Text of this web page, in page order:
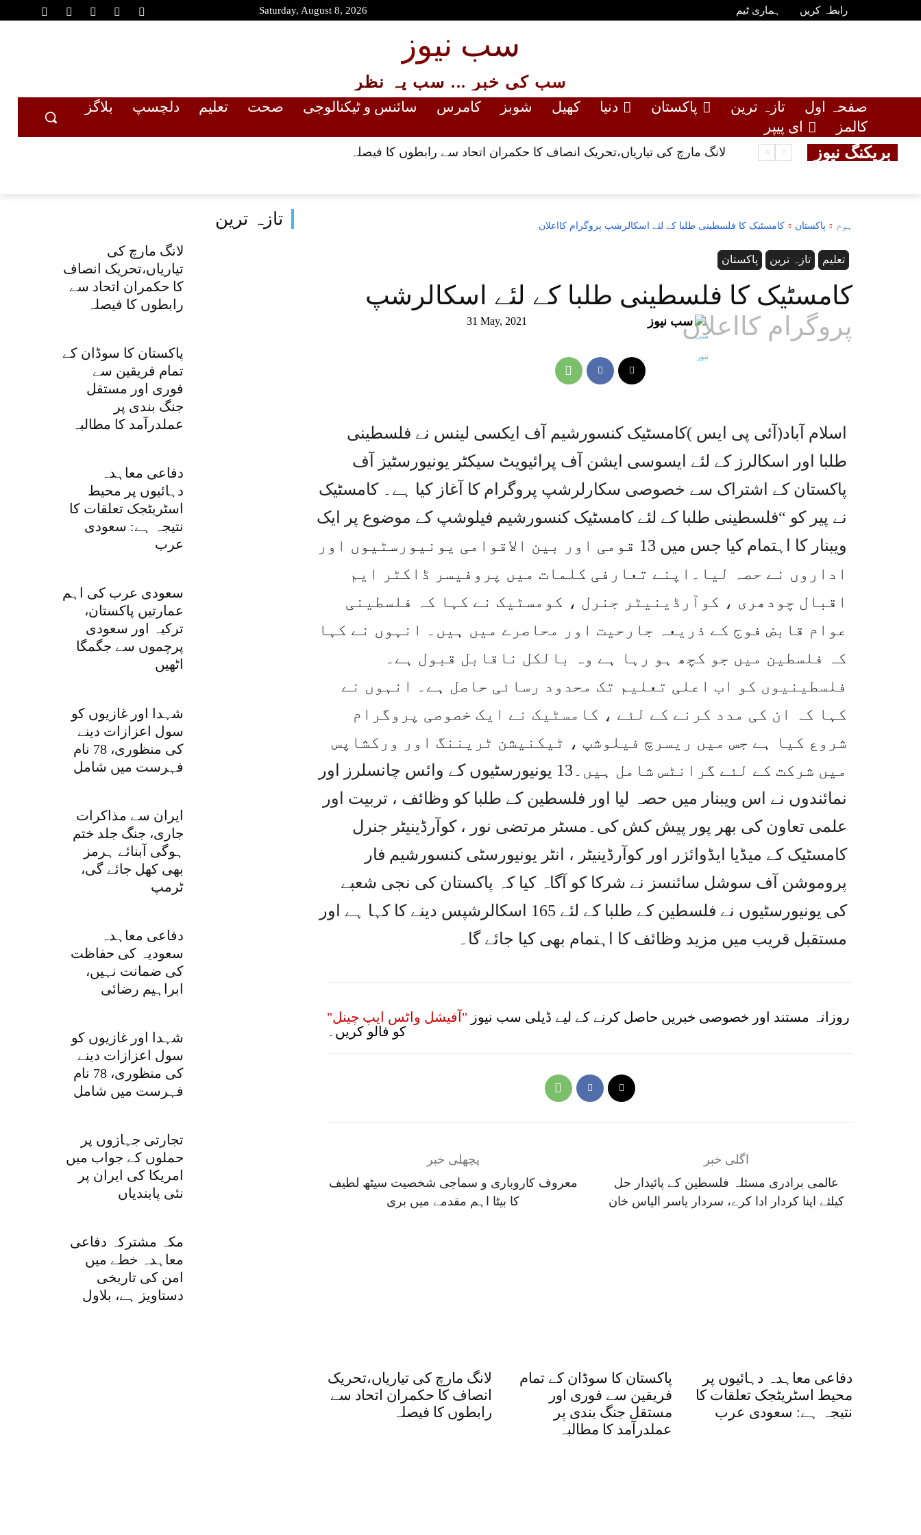
Saturday, August 8, 2026 رابطہ کریں ہماری ٹیم
سب نیوز
سب کی خبر ... سب پہ نظر
صفحہ اول تازہ ترین پاکستان دنیا کھیل شوبز کامرس سائنس و ٹیکنالوجی صحت تعلیم دلچسپ
بلاگز
کالمز
ای پیپر
بریکنگ نیوز لانگ مارچ کی تیاریاں،تحریک انصاف کا حکمران اتحاد سے رابطوں کا فیصلہ
تازہ ترین
لانگ مارچ کی
تیاریاں،تحریک انصاف
کا حکمران اتحاد سے
رابطوں کا فیصلہ
پاکستان کا سوڈان کے
تمام فریقین سے
فوری اور مستقل
جنگ بندی پر
عملدرآمد کا مطالبہ
دفاعی معاہدہ
دہائیوں پر محیط
اسٹریٹجک تعلقات کا
نتیجہ ہے: سعودی
عرب
سعودی عرب کی اہم
عمارتیں پاکستان،
ترکیہ اور سعودی
پرچموں سے جگمگا
اٹھیں
شہدا اور غازیوں کو
سول اعزازات دینے
کی منظوری، 78 نام
فہرست میں شامل
ایران سے مذاکرات
جاری، جنگ جلد ختم
ہوگی آبنائے ہرمز
بھی کھل جائے گی،
ٹرمپ
دفاعی معاہدہ
سعودیہ کی حفاظت
کی ضمانت نہیں،
ابراہیم رضائی
شہدا اور غازیوں کو
سول اعزازات دینے
کی منظوری، 78 نام
فہرست میں شامل
تجارتی جہازوں پر
حملوں کے جواب میں
امریکا کی ایران پر
نئی پابندیاں
مکہ مشترکہ دفاعی
معاہدہ خطے میں
امن کی تاریخی
دستاویز ہے، بلاول
ہوم پاکستان کامسٹیک کا فلسطینی طلبا کے لئے اسکالرشپ پروگرام کااعلان
پاکستان تازہ ترین تعلیم
کامسٹیک کا فلسطینی طلبا کے لئے اسکالرشپ
پروگرام کااعلان
31 May, 2021 سب نیوز
اسلام آباد(آئی پی ایس )کامسٹیک کنسورشیم آف ایکسی لینس نے فلسطینی
طلبا اور اسکالرز کے لئے ایسوسی ایشن آف پرائیویٹ سیکٹر یونیورسٹیز آف
پاکستان کے اشتراک سے خصوصی سکارلرشپ پروگرام کا آغاز کیا ہے۔ کامسٹیک
نے پیر کو “فلسطینی طلبا کے لئے کامسٹیک کنسورشیم فیلوشپ کے موضوع پر ایک
ویبنار کا اہتمام کیا جس میں 13 قومی اور بین الاقوامی یونیورسٹیوں اور
اداروں نے حصہ لیا۔اپنے تعارفی کلمات میں پروفیسر ڈاکٹر ایم
اقبال چودھری ، کوآرڈینیٹر جنرل ، کومسٹیک نے کہا کہ فلسطینی
عوام قابض فوج کے ذریعہ جارحیت اور محاصرے میں ہیں۔ انہوں نے کہا
کہ فلسطین میں جو کچھ ہو رہا ہے وہ بالکل ناقابل قبول ہے۔
فلسطینیوں کو اب اعلی تعلیم تک محدود رسائی حاصل ہے۔ انہوں نے
کہا کہ ان کی مدد کرنے کے لئے ، کامسٹیک نے ایک خصوصی پروگرام
شروع کیا ہے جس میں ریسرچ فیلوشپ ، ٹیکنیشن ٹریننگ اور ورکشاپس
میں شرکت کے لئے گرانٹس شامل ہیں۔13 یونیورسٹیوں کے وائس چانسلرز اور
نمائندوں نے اس ویبنار میں حصہ لیا اور فلسطین کے طلبا کو وظائف ، تربیت اور
علمی تعاون کی بھر پور پیش کش کی۔مسٹر مرتضی نور ، کوآرڈینیٹر جنرل
کامسٹیک کے میڈیا ایڈوائزر اور کوآرڈینیٹر ، انٹر یونیورسٹی کنسورشیم فار
پروموشن آف سوشل سائنسز نے شرکا کو آگاہ کیا کہ پاکستان کی نجی شعبے
کی یونیورسٹیوں نے فلسطین کے طلبا کے لئے 165 اسکالرشپس دینے کا کہا ہے اور
مستقبل قریب میں مزید وظائف کا اہتمام بھی کیا جائے گا۔
روزانہ مستند اور خصوصی خبریں حاصل کرنے کے لیے ڈیلی سب نیوز "آفیشل واٹس ایپ چینل"
کو فالو کریں۔
پچھلی خبر
معروف کاروباری و سماجی شخصیت سیٹھ لطیف
کا بیٹا اہم مقدمے میں بری
اگلی خبر
عالمی برادری مسئلہ فلسطین کے پائیدار حل
کیلئے اپنا کردار ادا کرے، سردار یاسر الیاس خان
لانگ مارچ کی تیاریاں،تحریک
انصاف کا حکمران اتحاد سے
رابطوں کا فیصلہ
پاکستان کا سوڈان کے تمام
فریقین سے فوری اور
مستقل جنگ بندی پر
عملدرآمد کا مطالبہ
دفاعی معاہدہ دہائیوں پر
محیط اسٹریٹجک تعلقات کا
نتیجہ ہے: سعودی عرب